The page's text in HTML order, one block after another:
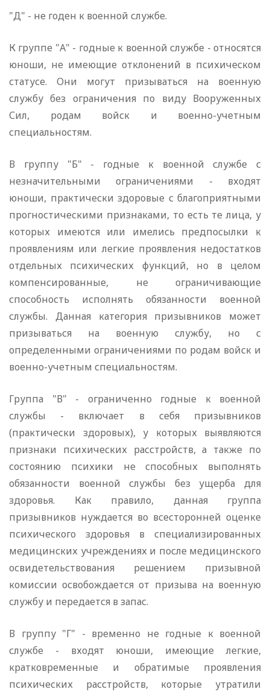
"Д" - не годен к военной службе.
К группе "А" - годные к военной службе - относятся
юноши, не имеющие отклонений в психическом
статусе. Они могут призываться на военную
службу без ограничения по виду Вооруженных
Сил, родам войск и военно-учетным
специальностям.
В группу "Б" - годные к военной службе с
незначительными ограничениями - входят
юноши, практически здоровые с благоприятными
прогностическими признаками, то есть те лица, у
которых имеются или имелись предпосылки к
проявлениям или легкие проявления недостатков
отдельных психических функций, но в целом
компенсированные, не ограничивающие
способность исполнять обязанности военной
службы. Данная категория призывников может
призываться на военную службу, но с
определенными ограничениями по родам войск и
военно-учетным специальностям.
Группа "В" - ограниченно годные к военной
службы - включает в себя призывников
(практически здоровых), у которых выявляются
признаки психических расстройств, а также по
состоянию психики не способных выполнять
обязанности военной службы без ущерба для
здоровья. Как правило, данная группа
призывников нуждается во всесторонней оценке
психического здоровья в специализированных
медицинских учреждениях и после медицинского
освидетельствования решением призывной
комиссии освобождается от призыва на военную
службу и передается в запас.
В группу "Г" - временно не годные к военной
службе - входят юноши, имеющие легкие,
кратковременные и обратимые проявления
психических расстройств, которые утратили